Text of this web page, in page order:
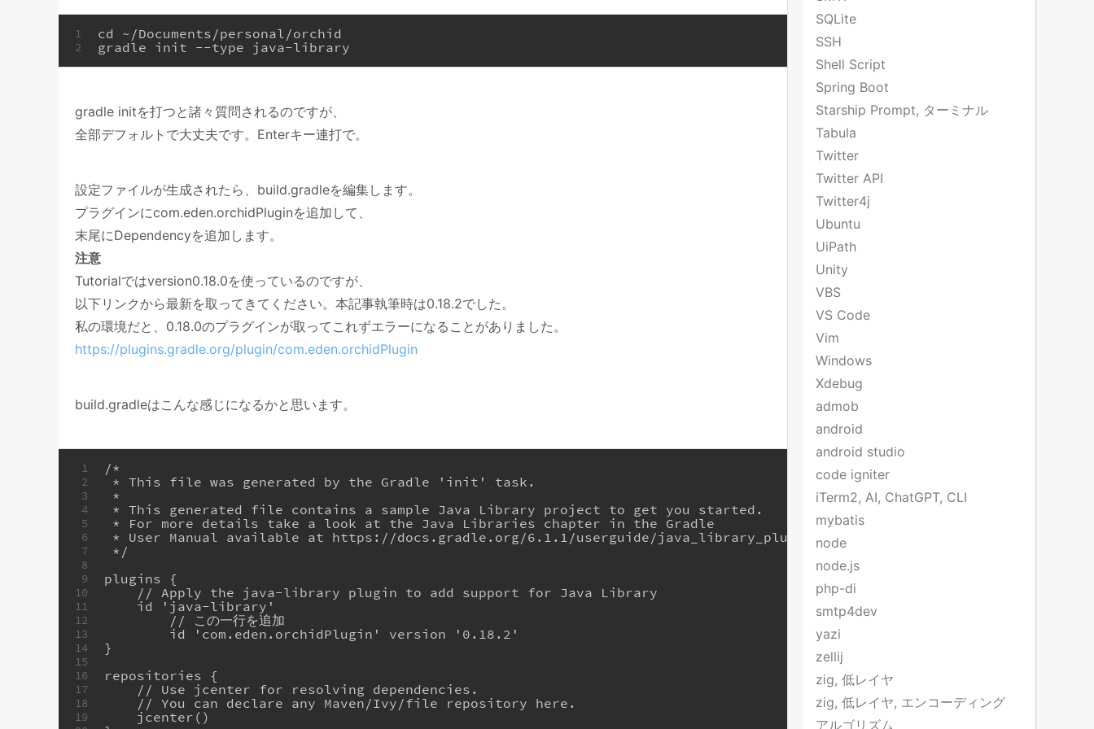
1
2
cd ~/Documents/personal/orchid
gradle init --type java-library
gradle initを打つと諸々質問されるのですが、
全部デフォルトで大丈夫です。Enterキー連打で。
設定ファイルが生成されたら、build.gradleを編集します。
プラグインにcom.eden.orchidPluginを追加して、
末尾にDependencyを追加します。
注意
Tutorialではversion0.18.0を使っているのですが、
以下リンクから最新を取ってきてください。本記事執筆時は0.18.2でした。
私の環境だと、0.18.0のプラグインが取ってこれずエラーになることがありました。
https://plugins.gradle.org/plugin/com.eden.orchidPlugin
build.gradleはこんな感じになるかと思います。
1
2
3
4
5
6
7
8
9
10
11
12
13
14
15
16
17
18
19
/*
* This file was generated by the Gradle 'init' task.
*
* This generated file contains a sample Java Library project to get you started.
* For more details take a look at the Java Libraries chapter in the Gradle
* User Manual available at https://docs.gradle.org/6.1.1/userguide/java_library_plugin.html
*/
plugins {
    // Apply the java-library plugin to add support for Java Library
    id 'java-library'
	// この一行を追加
	id 'com.eden.orchidPlugin' version '0.18.2'
}
repositories {
    // Use jcenter for resolving dependencies.
    // You can declare any Maven/Ivy/file repository here.
    jcenter()
SQLite
SSH
Shell Script
Spring Boot
Starship Prompt, ターミナル
Tabula
Twitter
Twitter API
Twitter4j
Ubuntu
UiPath
Unity
VBS
VS Code
Vim
Windows
Xdebug
admob
android
android studio
code igniter
iTerm2, AI, ChatGPT, CLI
mybatis
node
node.js
php-di
smtp4dev
yazi
zellij
zig, 低レイヤ
zig, 低レイヤ, エンコーディング
アルゴリズム